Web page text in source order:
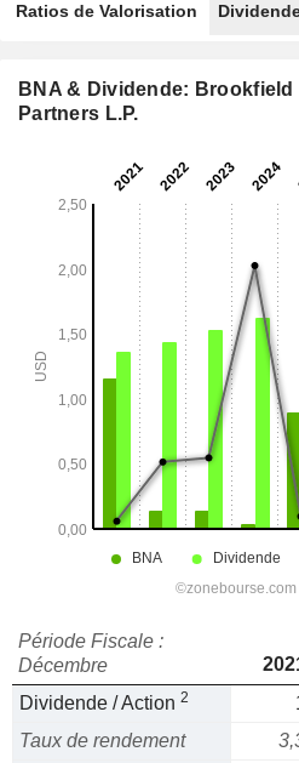
Ratios de Valorisation
BNA & Dividende:
Partners L.P.
Période Fiscale :
Décembre
Dividende / Action 2
Taux de rendement